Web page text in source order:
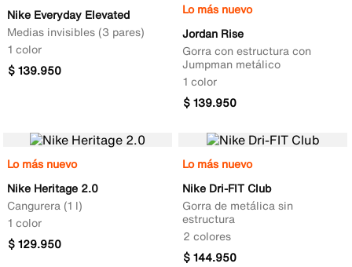
Nike Everyday Elevated
Medias invisibles (3 pares)
1 color
$139.950
Lo más nuevo
Jordan Rise
Gorra con estructura con
Jumpman metálico
1 color
$139.950
Lo más nuevo
Nike Heritage 2.0
Cangurera (1 l)
1 color
$129.950
Lo más nuevo
Nike Dri-FIT Club
Gorra de metálica sin
estructura
2 colores
$144.950